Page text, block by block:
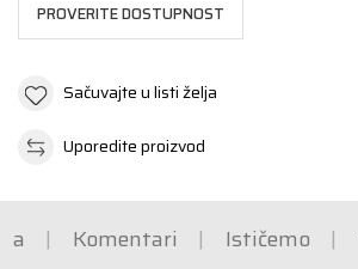
PROVERITE DOSTUPNOST
Sačuvajte u listi želja
Uporedite proizvod
Komentari Ističemo